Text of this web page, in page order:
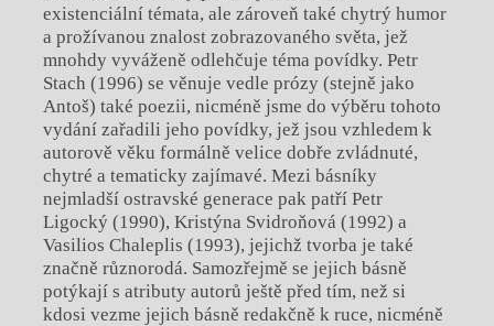
existenciální témata, ale zároveň také chytrý humor
a prožívanou znalost zobrazovaného světa, jež
mnohdy vyváženě odlehčuje téma povídky. Petr
Stach (1996) se věnuje vedle prózy (stejně jako
Antoš) také poezii, nicméně jsme do výběru tohoto
vydání zařadili jeho povídky, jež jsou vzhledem k
autorově věku formálně velice dobře zvládnuté,
chytré a tematicky zajímavé. Mezi básníky
nejmladší ostravské generace pak patří Petr
Ligocký (1990), Kristýna Svidroňová (1992) a
Vasilios Chaleplis (1993), jejichž tvorba je také
značně různorodá. Samozřejmě se jejich básně
potýkají s atributy autorů ještě před tím, než si
kdosi vezme jejich básně redakčně k ruce, nicméně